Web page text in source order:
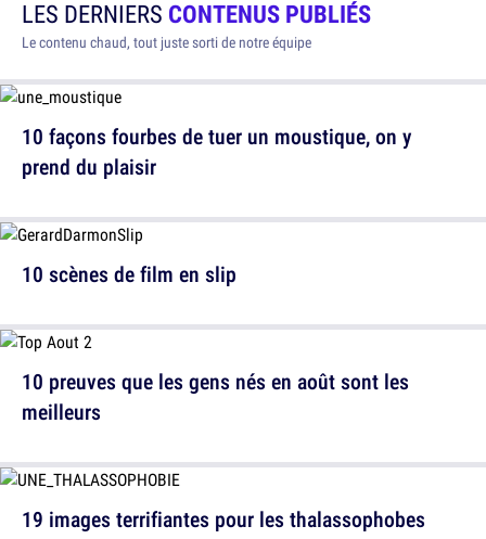
LES DERNIERS CONTENUS PUBLIÉS
Le contenu chaud, tout juste sorti de notre équipe
10 façons fourbes de tuer un moustique, on y
prend du plaisir
10 preuves que les gens nés en août sont les
meilleurs
10 scènes de film en slip
19 images terrifiantes pour les thalassophobes